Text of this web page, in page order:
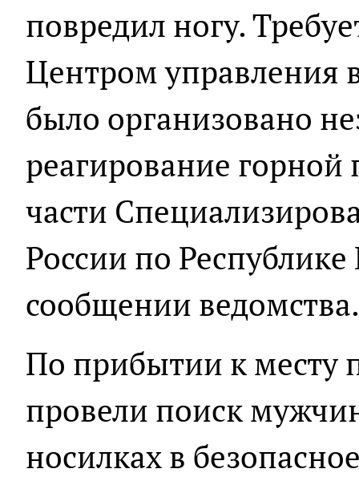
повредил ногу.
Центром управления
было организовано
реагирование горной
части
России по
сообщении ведомства.
По прибытии к месту
провели поиск
носилках в